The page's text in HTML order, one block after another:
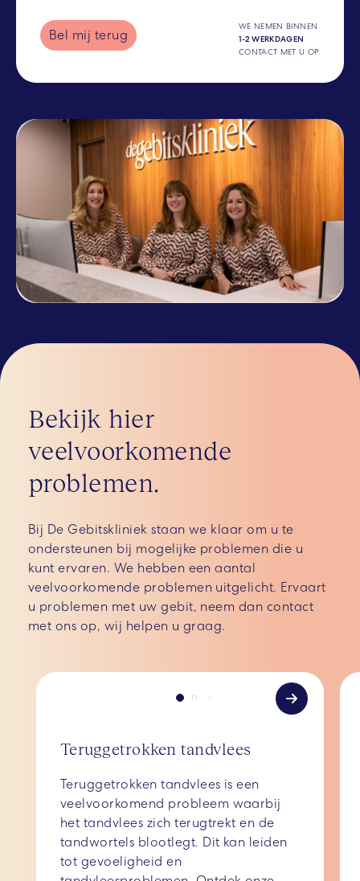
Bel mij terug
WE NEMEN BINNEN
1-2 WERKDAGEN
CONTACT MET U OP.
Bekijk hier
veelvoorkomende
problemen.
Bij De Gebitskliniek staan we klaar om u te
ondersteunen bij mogelijke problemen die u
kunt ervaren. We hebben een aantal
veelvoorkomende problemen uitgelicht. Ervaart
u problemen met uw gebit, neem dan contact
met ons op, wij helpen u graag.
Teruggetrokken tandvlees
Teruggetrokken tandvlees is een
veelvoorkomend probleem waarbij
het tandvlees zich terugtrekt en de
tandwortels blootlegt. Dit kan leiden
tot gevoeligheid en